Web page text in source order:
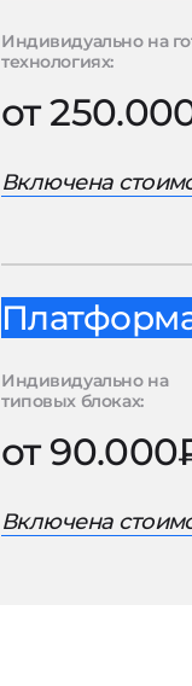
Индивидуально на
технологиях:
от
Включена
Индивидуально на
типовых блоках:
от
Включена